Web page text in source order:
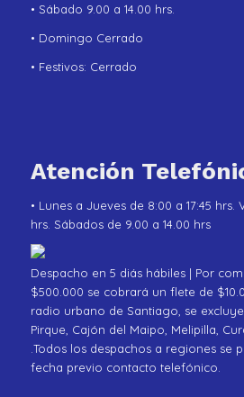
• Sábado 9.00 a 14.00 hrs.
• Domingo Cerrado
• Festivos: Cerrado
Atención
• Lunes a Jueves de 8:00 a 17:45 hrs.
hrs. Sábados de 9.00 a 14.00 hrs
Despacho en 5 diás hábiles | Por
$500.000 se cobrará un flete de
radio urbano de Santiago, se
Pirque, Cajón del Maipo, Melipilla,
.Todos los despachos a regiones se
fecha previo contacto telefónico.